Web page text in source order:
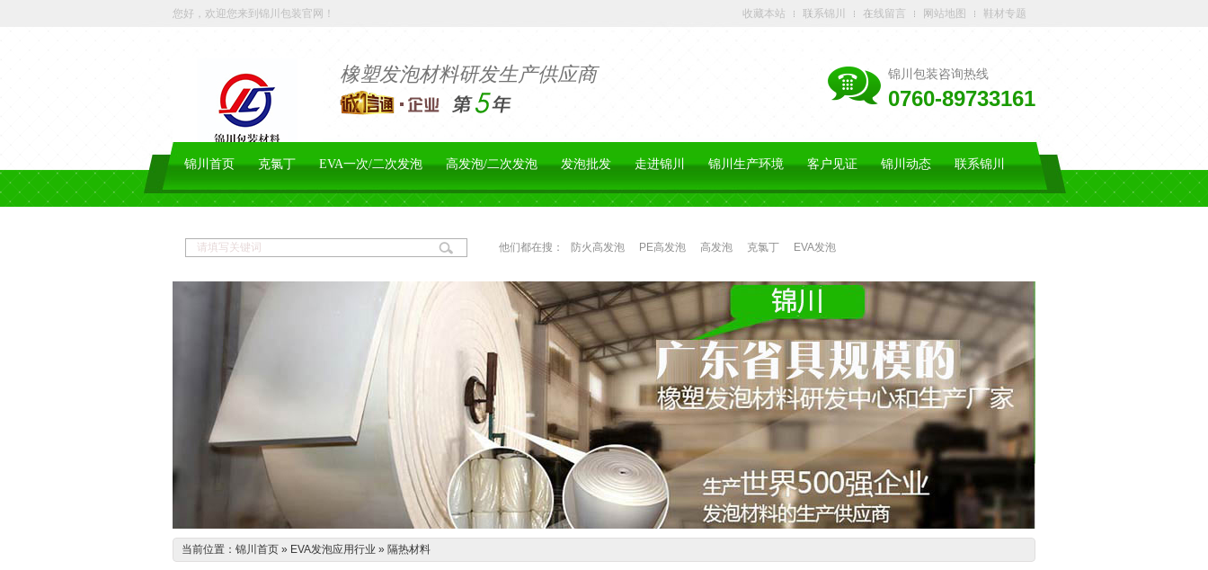
您好，欢迎您来到锦川包装官网！ 收藏本站 联系锦川 在线留言 网站地图 鞋材专题
橡塑发泡材料研发生产供应商 锦川包装咨询热线
0760-89733161
锦川首页 克氯丁 EVA一次/二次发泡 高发泡/二次发泡 发泡批发 走进锦川 锦川生产环境 客户见证 锦川动态 联系锦川
他们都在搜： 防火高发泡 PE高发泡 高发泡 克氯丁 EVA发泡
当前位置： 锦川首页 » EVA发泡应用行业 » 隔热材料